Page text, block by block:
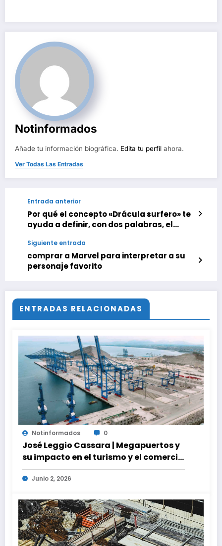
entradas
Notinformados
Añade tu información biográfica. Edita tu perfil ahora.
Ver Todas Las Entradas
Entrada anterior
Por qué el concepto «Drácula surfero» te
ayuda a definir, con dos palabras, el
modernas
Siguiente entrada
comprar a Marvel para interpretar a su
personaje favorito
ENTRADAS RELACIONADAS
Notinformados 0
José Leggio Cassara | Megapuertos y
su impacto en el turismo y el comercio
global
Junio 2, 2026